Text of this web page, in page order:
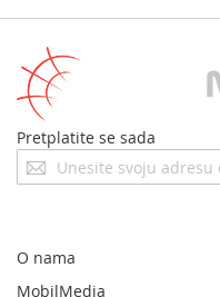
Pretplatite se sada
Prijavite
se
newsletter:
O nama
MobilMedia